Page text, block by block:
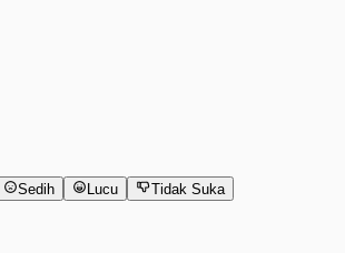
Sedih Lucu Tidak Suka